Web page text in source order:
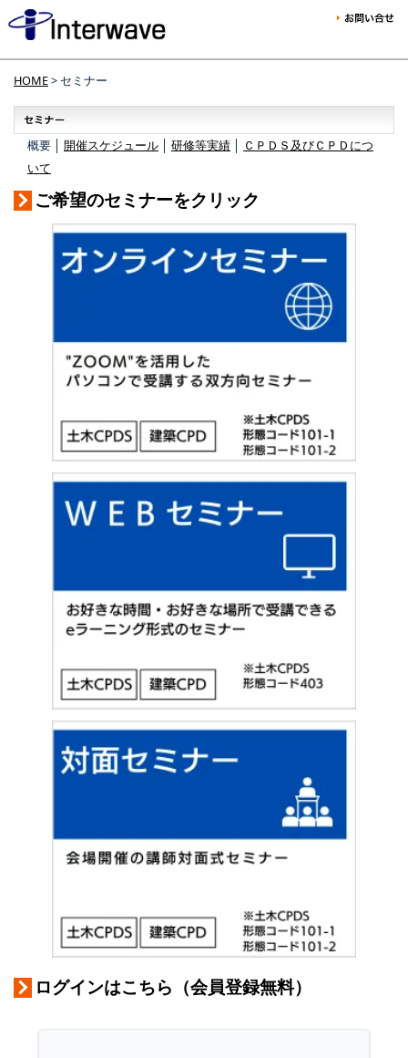
HOME> セミナー
概要 │ 開催スケジュール 研修等実績
ＣＰＤＳ及びＣＰＤにつ
いて
ご希望のセミナーをクリック
ログインはこちら（会員登録無料）